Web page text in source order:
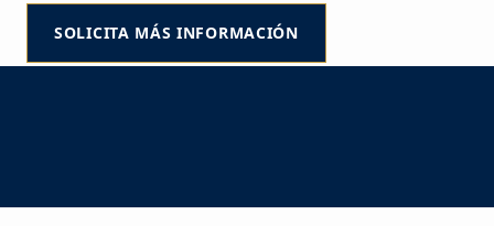
SOLICITA MÁS INFORMACIÓN